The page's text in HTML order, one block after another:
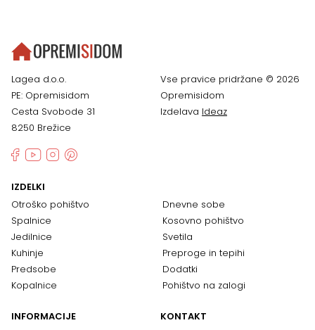
Lagea d.o.o.
PE: Opremisidom
Cesta Svobode 31
8250 Brežice
Vse pravice pridržane © 2026
Opremisidom
Izdelava Ideaz
IZDELKI
Otroško pohištvo
Spalnice
Jedilnice
Kuhinje
Predsobe
Kopalnice
Dnevne sobe
Kosovno pohištvo
Svetila
Preproge in tepihi
Dodatki
Pohištvo na zalogi
INFORMACIJE
KONTAKT